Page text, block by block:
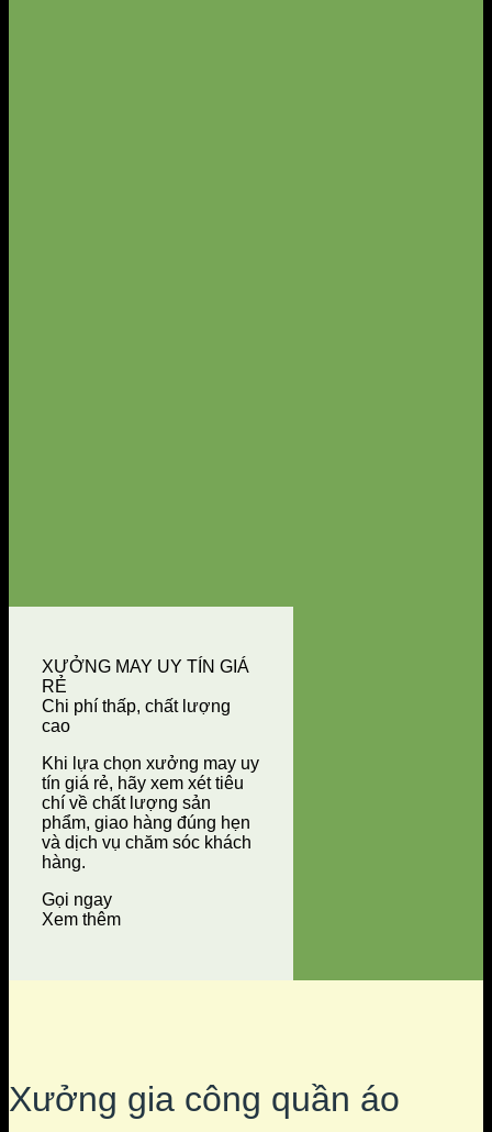
XƯỞNG MAY UY TÍN GIÁ
RẺ
Chi phí thấp, chất lượng
cao
Khi lựa chọn xưởng may uy
tín giá rẻ, hãy xem xét tiêu
chí về chất lượng sản
phẩm, giao hàng đúng hẹn
và dịch vụ chăm sóc khách
hàng.
Gọi ngay
Xem thêm
Xưởng gia công quần áo